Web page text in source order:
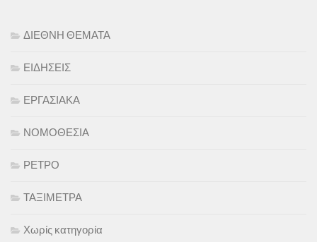
ΔΙΕΘΝΗ ΘΕΜΑΤΑ
ΕΙΔΗΣΕΙΣ
ΕΡΓΑΣΙΑΚΑ
ΝΟΜΟΘΕΣΙΑ
ΡΕΤΡΟ
ΤΑΞΙΜΕΤΡΑ
Χωρίς κατηγορία